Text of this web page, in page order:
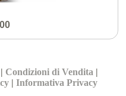
| Condizioni di Vendita |
|Informativa Privacy